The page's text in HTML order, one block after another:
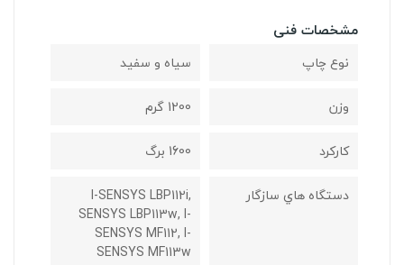
مشخصات فنی
نوع چاپ
سیاه و سفید
وزن
1200 گرم
کارکرد
1600 برگ
دستگاه هاي سازگار
I-SENSYS LBP112i,
SENSYS LBP113w, I-
SENSYS MF112, I-
SENSYS MF113w